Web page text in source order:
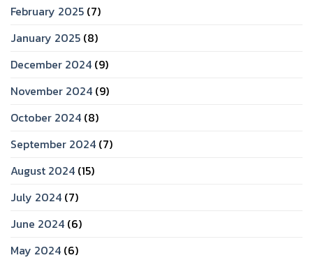
February 2025 (7)
January 2025 (8)
December 2024 (9)
November 2024 (9)
October 2024 (8)
September 2024 (7)
August 2024 (15)
July 2024 (7)
June 2024 (6)
May 2024 (6)